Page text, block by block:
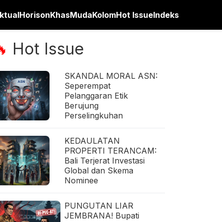
HorisonKhasMudaKolomHot IssueIndeks
Hot Issue
SKANDAL MORAL ASN:
Seperempat
Pelanggaran Etik
Berujung
Perselingkuhan
KEDAULATAN
PROPERTI TERANCAM:
Bali Terjerat Investasi
Global dan Skema
Nominee
PUNGUTAN LIAR
JEMBRANA! Bupati